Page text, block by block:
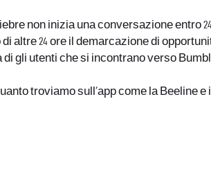
non inizia una conversazione entro
24 ore il demarcazione di
gli utenti che si incontrano verso
troviamo sull’app come la Beeline